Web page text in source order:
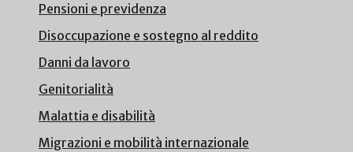
Pensioni e previdenza
Disoccupazione e sostegno al reddito
Danni da lavoro
Genitorialità
Malattia e disabilità
Migrazioni e mobilità internazionale